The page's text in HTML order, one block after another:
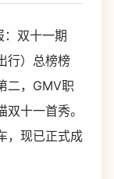
：双十一期
行）总榜榜
二，GMV职
十一首秀。
，现已正式成